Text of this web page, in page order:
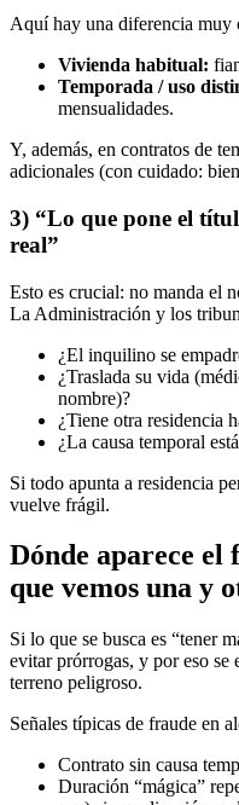
Aquí hay una diferencia
Vivienda habitual:
Temporada / uso
mensualidades.
Y, además, en contratos de
adicionales (con cuidado:
3) “Lo que pone el
real”
Esto es crucial: no manda el
La Administración y los
¿El inquilino se
¿Traslada su vida
nombre)?
¿Tiene otra residencia
¿La causa temporal
Si todo apunta a residencia
vuelve frágil.
Dónde aparece el
que vemos una y
Si lo que se busca es “tener
evitar prórrogas, y por eso se
terreno peligroso.
Señales típicas de fraude en
Contrato sin causa
Duración “mágica”